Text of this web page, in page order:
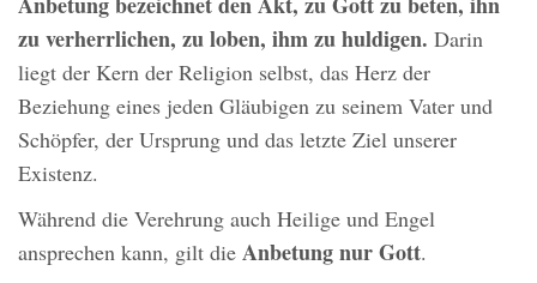
zu verherrlichen, zu loben, ihm zu huldigen. Darin
liegt der Kern der Religion selbst, das Herz der
Beziehung eines jeden Gläubigen zu seinem Vater und
Schöpfer, der Ursprung und das letzte Ziel unserer
Existenz.
Während die Verehrung auch Heilige und Engel
ansprechen kann, gilt die Anbetung nur Gott.